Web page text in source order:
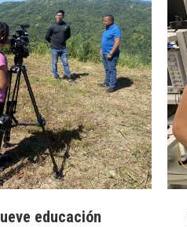
educación